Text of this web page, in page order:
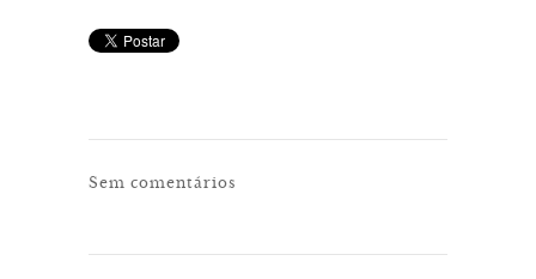
Sem comentários